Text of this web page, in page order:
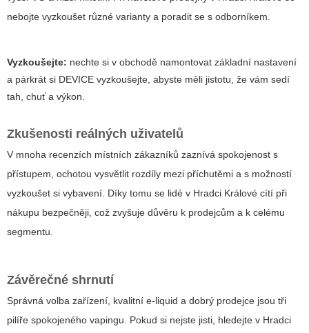
nebojte vyzkoušet různé varianty a poradit se s odborníkem.
Vyzkoušejte: nechte si v obchodě namontovat základní nastavení
a párkrát si DEVICE vyzkoušejte, abyste měli jistotu, že vám sedí
tah, chuť a výkon.
Zkušenosti reálných uživatelů
V mnoha recenzích místních zákazníků zaznívá spokojenost s
přístupem, ochotou vysvětlit rozdíly mezi příchutěmi a s možností
vyzkoušet si vybavení. Díky tomu se lidé v Hradci Králové cítí při
nákupu bezpečněji, což zvyšuje důvěru k prodejcům a k celému
segmentu.
Závěrečné shrnutí
Správná volba zařízení, kvalitní e-liquid a dobrý prodejce jsou tři
pilíře spokojeného vapingu. Pokud si nejste jisti, hledejte v Hradci